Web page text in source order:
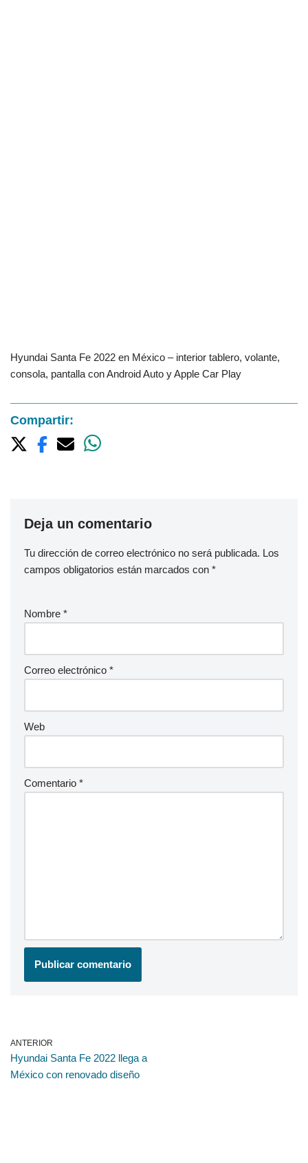
Hyundai Santa Fe 2022 en México – interior tablero, volante,
consola, pantalla con Android Auto y Apple Car Play
Compartir:
Deja un comentario
Tu dirección de correo electrónico no será publicada. Los
campos obligatorios están marcados con *
Nombre *
Correo electrónico *
Web
Comentario *
ANTERIOR
Hyundai Santa Fe 2022 llega a
México con renovado diseño